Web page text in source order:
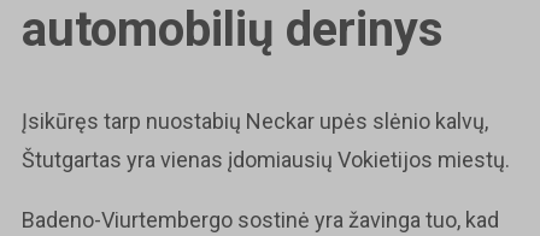
automobilių derinys
Įsikūręs tarp nuostabių Neckar upės slėnio kalvų,
Štutgartas yra vienas įdomiausių Vokietijos miestų.
Badeno-Viurtembergo sostinė yra žavinga tuo, kad